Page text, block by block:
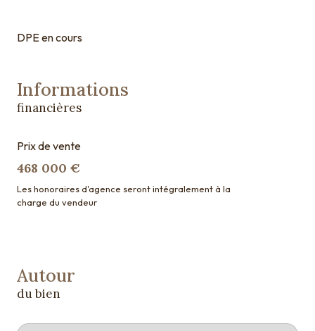
DPE en cours
Informations
financières
Prix de vente
468 000 €
Les honoraires d'agence seront intégralement à la
charge du vendeur
Autour
du bien